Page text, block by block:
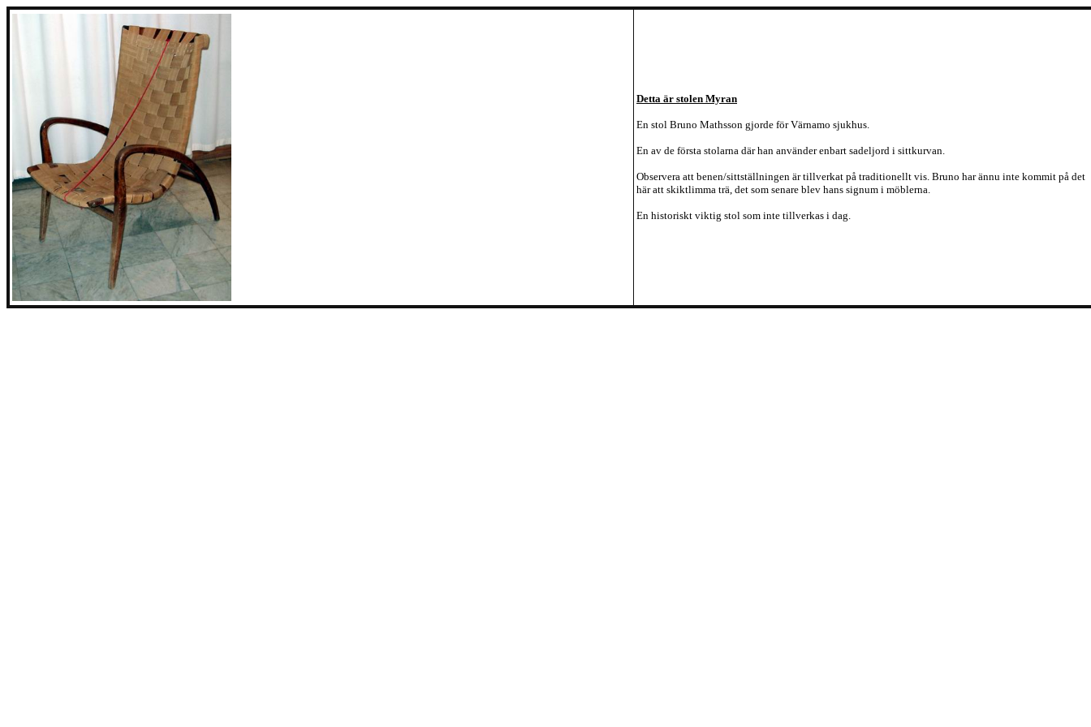
Detta är stolen Myran
En stol Bruno Mathsson gjorde för Värnamo sjukhus.
En av de första stolarna där han använder enbart sadeljord i sittkurvan.
Observera att benen/sittställningen är tillverkat på traditionellt vis. Bruno har ännu inte kommit på det
här att skiktlimma trä, det som senare blev hans signum i möblerna.
En historiskt viktig stol som inte tillverkas i dag.